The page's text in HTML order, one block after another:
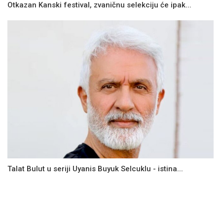
Otkazan Kanski festival, zvaničnu selekciju će ipak...
Talat Bulut u seriji Uyanis Buyuk Selcuklu - istina...